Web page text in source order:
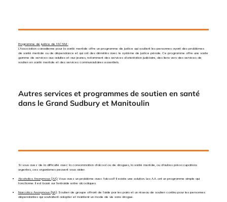
Programme de justice de l'ACSM :
L'Association canadienne pour la santé mentale offre un programme de justice qui soutient les personnes ayant des problèmes
de santé mentale ou de dépendance et qui ont des démêlés avec le système de justice pénale. Ce programme offre une vaste
gamme de services aux adultes et aux jeunes, notamment des services d'orientation judiciaire, des liens vers des services de
soutien en santé mentale et des services communautaires essentiels.
Autres services et programmes de soutien en santé
dans le Grand Sudbury et Manitoulin
Si vous avez de la difficulté avec la consommation d’alcool ou de drogues, la santé mentale, ou d’autres préoccupations
urgentes, ces organismes peuvent vous aider.
Alcoholics Anonymous (AA):Vous avez un problème avec l’alcool? Il existe une solution. Les A.A. ont un programme simple qui
fonctionne. Il est basé sur l’entraide entre alcooliques.
Narcotics Anonymous (NA): Soutien de groupe offrant de l’aide par les pairs et un réseau de soutien continu pour les personnes
dépendantes qui souhaitent adopter et maintenir un mode de vie sans drogue.